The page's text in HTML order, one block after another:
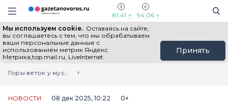
Информационный портал "ГазетаНоворос.ру"
Навигация сайта
81,41 94,06
Мы используем cookie. Оставаясь на сайте,
вы соглашаетесь с тем, что мы обрабатываем
ваши персональные данные с
использованием метрик Яндекс
Метрика,top.mail.ru, LiveInternet.
Принять
Все новости Новости России
Главная
Лента новостей
Горы веток у мусорных баков: новороссийцы и власти ищут решение проблемы с растительными отходами
НОВОСТИ 08 дек 2025, 10:22 0+